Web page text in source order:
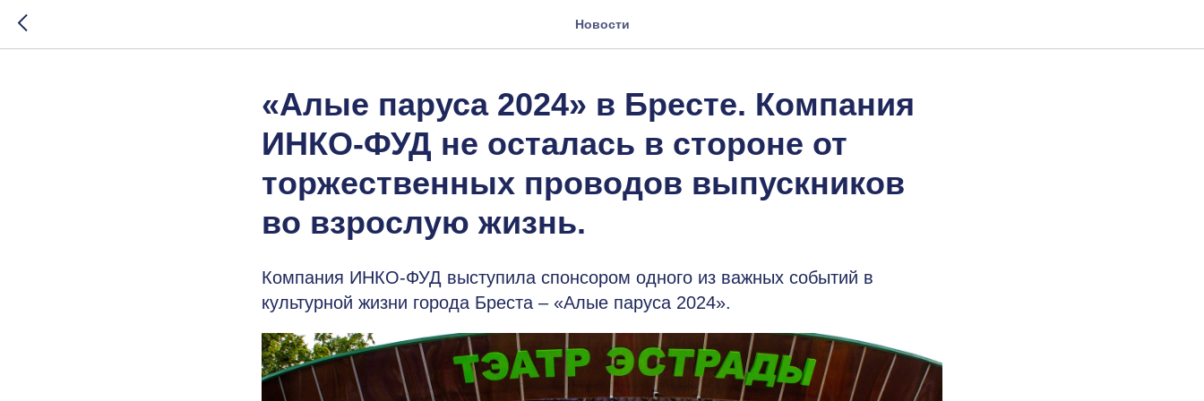
Новости
«Алые паруса 2024» в Бресте. Компания
ИНКО-ФУД не осталась в стороне от
торжественных проводов выпускников
во взрослую жизнь.
Компания ИНКО-ФУД выступила спонсором одного из важных событий в
культурной жизни города Бреста – «Алые паруса 2024».